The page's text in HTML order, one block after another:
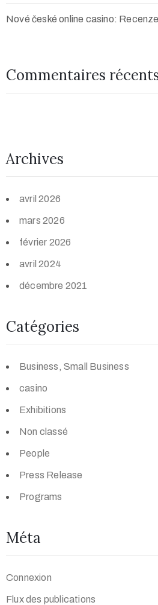
Nové české online casino:
Commentaires
Archives
avril 2026
mars 2026
février 2026
avril 2024
décembre 2021
Catégories
Business, Small Business
casino
Exhibitions
Non classé
People
Press Release
Programs
Méta
Connexion
Flux des publications